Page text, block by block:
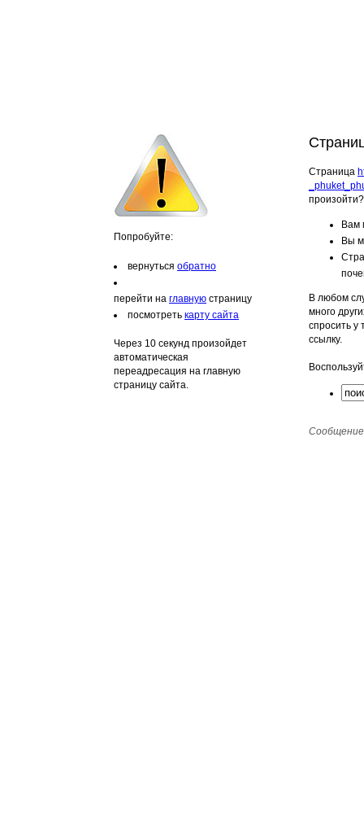
Попробуйте:
вернуться обратно
перейти на главную страницу
посмотреть карту сайта
Через 10 секунд произойдет
автоматическая
переадресация на главную
страницу сайта.
Страница
Вам
Вы
В любом
много
спросить у
ссылку.